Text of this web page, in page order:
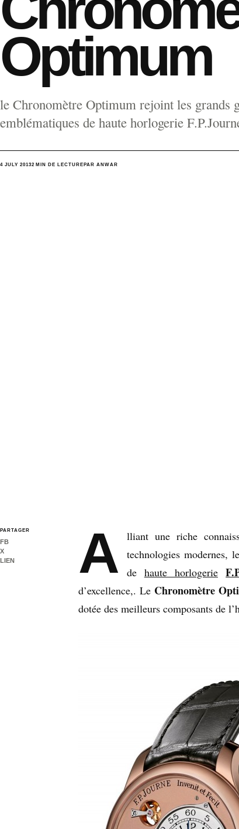
Optimum
le Chronomètre Optimum rejoint les grands
emblématiques de haute horlogerie
4 JULY 20132 MIN DE LECTURE PAR ANWAR
PARTAGER
FB
X
LIEN
A
lliant une riche
technologies modernes, le
de haute horlogerie
d’excellence,. Le Chronomètre
dotée des meilleurs composants de